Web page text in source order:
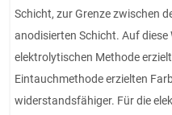
Schicht, zur Grenze zwischen
anodisierten Schicht. Auf diese
elektrolytischen Methode
Eintauchmethode erzielten
widerstandsfähiger. Für die